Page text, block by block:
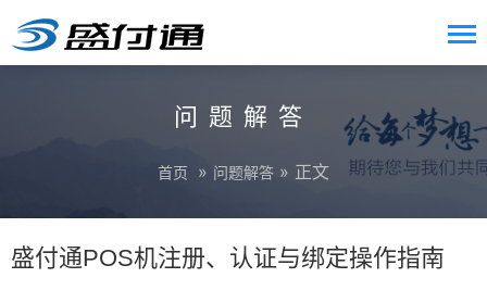
问题解答
首页 » 问题解答 » 正文
盛付通POS机注册、认证与绑定操作指南